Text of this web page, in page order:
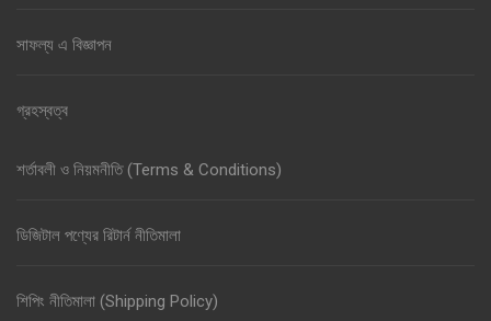
সাফল্য এ বিজ্ঞাপন
গ্রহস্বত্ব
শর্তাবলী ও নিয়মনীতি (Terms & Conditions)
ডিজিটাল পণ্যের রিটার্ন নীতিমালা
শিপিং নীতিমালা (Shipping Policy)